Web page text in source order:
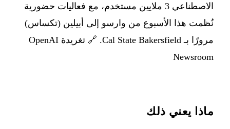
الاصطناعي 3 ملايين مستخدم، مع فعاليات حضورية
نُظمت هذا الأسبوع من وارسو إلى أبيلين (تكساس)
مرورًا بـ Cal State Bakersfield. 🔗
تغريدة OpenAI
Newsroom
ماذا يعني ذلك